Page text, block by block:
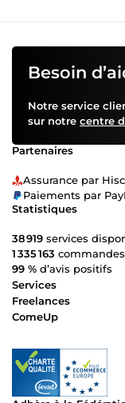
Besoin
Notre service
sur notre centre
Partenaires
Assurance par
Paiements par
Statistiques
38 919 services
1 335 163
99 % d’avis positifs
Services
Freelances
ComeUp